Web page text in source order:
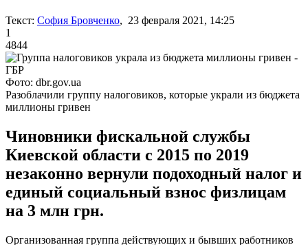
Текст: София Бровченко, 23 февраля 2021, 14:25
1
4844
Фото: dbr.gov.ua
Разоблачили группу налоговиков, которые украли из бюджета
миллионы гривен
Чиновники фискальной службы
Киевской области с 2015 по 2019
незаконно вернули подоходный налог и
единый социальный взнос физлицам
на 3 млн грн.
Организованная группа действующих и бывших работников